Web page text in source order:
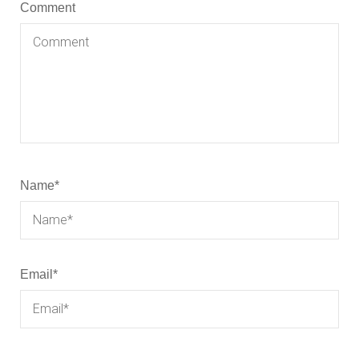
Comment
Name*
Email *